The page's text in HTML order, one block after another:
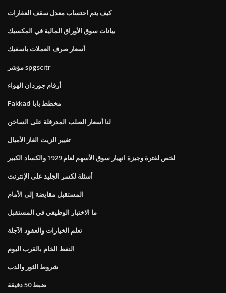
كيف يتم احتساب معدل سقف العقارات
بيانات سوق الأوراق المالية في المكسيك
أسعار صرف العملات باسفيك
مؤشر spgscitr
أرقام جوردان الهواء
Fakkad مخطط بابا
لنا أسعار الصلب المدرفلة على الساخن
تغيير الزيت الغاز الأميال
لخص لفترة وجيزة انهيار سوق الأسهم لعام 1929 والكساد الكبير
أسئلة لكسر الجليد على الإنترنت
المستقبل مقايضة إلى الأمام
ما الاختبار الوظيفي في المستقبل
تعلم الخيارات والعقود الآجلة
النفط الخام بالقرب اليوم
شروط الثور والدب
ضبط 50 دقيقة